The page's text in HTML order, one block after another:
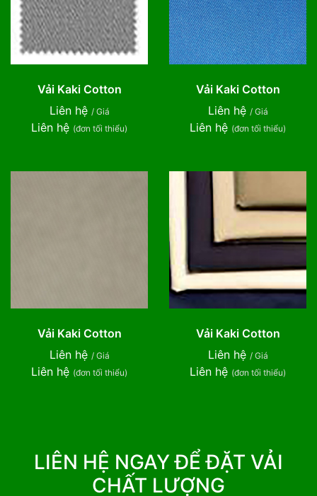
Vải Kaki Cotton
Liên hệ / Giá
Liên hệ (đơn tối thiểu)
Vải Kaki Cotton
Liên hệ / Giá
Liên hệ (đơn tối thiểu)
Vải Kaki Cotton
Liên hệ / Giá
Liên hệ (đơn tối thiểu)
Vải Kaki Cotton
Liên hệ / Giá
Liên hệ (đơn tối thiểu)
LIÊN HỆ NGAY ĐỂ ĐẶT VẢI
CHẤT LƯỢNG